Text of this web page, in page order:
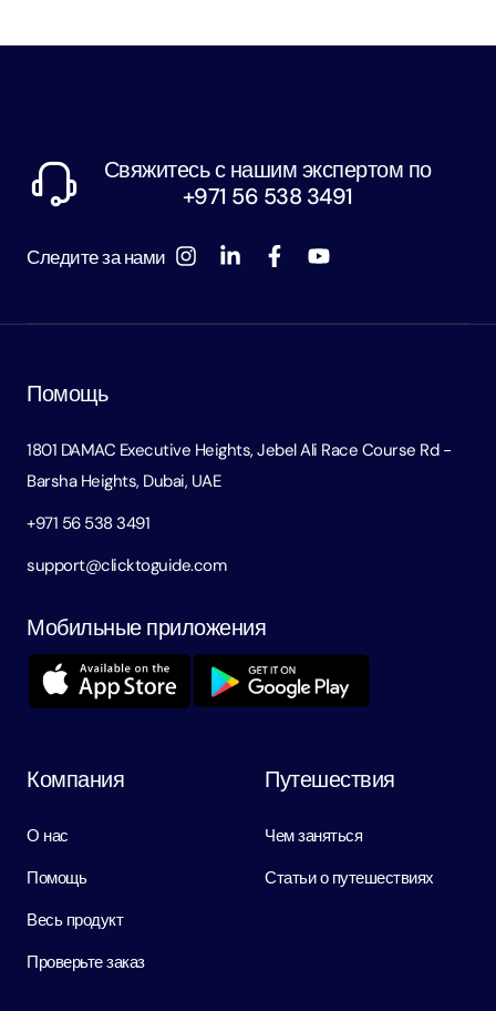
Свяжитесь с нашим экспертом по
+971 56 538 3491
Следите за нами
Помощь
1801 DAMAC Executive Heights, Jebel Ali Race Course Rd -
Barsha Heights, Dubai, UAE
+971 56 538 3491
support@clicktoguide.com
Мобильные приложения
Компания
О нас
Помощь
Весь продукт
Проверьте заказ
Путешествия
Чем заняться
Статьи о путешествиях